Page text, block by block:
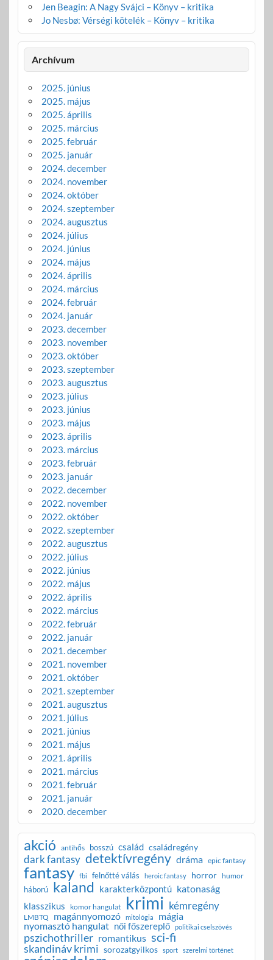
Jen Beagin: A Nagy Svájci – Könyv – kritika
Jo Nesbø: Vérségi kötelék – Könyv – kritika
Archívum
2025. június
2025. május
2025. április
2025. március
2025. február
2025. január
2024. december
2024. november
2024. október
2024. szeptember
2024. augusztus
2024. július
2024. június
2024. május
2024. április
2024. március
2024. február
2024. január
2023. december
2023. november
2023. október
2023. szeptember
2023. augusztus
2023. július
2023. június
2023. május
2023. április
2023. március
2023. február
2023. január
2022. december
2022. november
2022. október
2022. szeptember
2022. augusztus
2022. július
2022. június
2022. május
2022. április
2022. március
2022. február
2022. január
2021. december
2021. november
2021. október
2021. szeptember
2021. augusztus
2021. július
2021. június
2021. május
2021. április
2021. március
2021. február
2021. január
2020. december
akció antihős bosszú család családregény
dark fantasy detektívregény dráma epic fantasy
fantasy fbi felnőtté válás heroic fantasy horror humor
háború kaland karakterközpontú katonaság
klasszikus komor hangulat krimi kémregény
LMBTQ magánnyomozó mitológia mágia
nyomasztó hangulat női főszereplő politikai cselszövés
pszichothriller romantikus sci-fi
skandináv krimi sorozatgyilkos sport szerelmi történet